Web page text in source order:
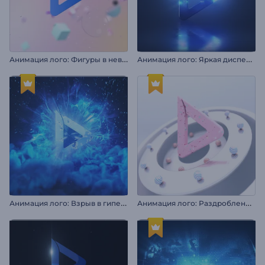
А
нимация лого: Фигуры в невесомости А
нимация лого: Яркая дисперсия
А
нимация лого: Взрыв в гиперпространстве А
нимация лого: Раздробленная сфера